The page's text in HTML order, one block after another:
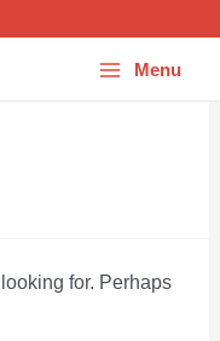
Menu
looking for. Perhaps